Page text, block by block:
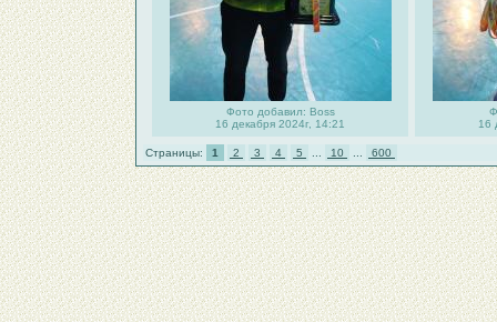
Фото добавил: Boss
16 декабря 2024г, 14:21
16
Страницы: 1 2 3 4 5 10 600